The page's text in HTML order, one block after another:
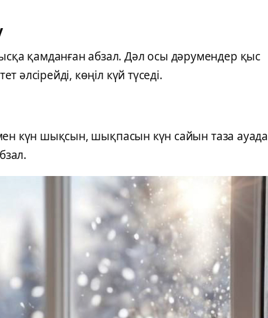
қамданған абзал. Дәл осы дәрумендер қыс
әлсірейді, көңіл күй түседі.
күн шықсын, шықпасын күн сайын таза ауада